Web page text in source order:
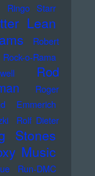
Ringo Starr
Lean
Robert
Rock-o-Rama
Rod
Roger
Emmerich
Rolf Dieter
Stones
Music
Run-DMC